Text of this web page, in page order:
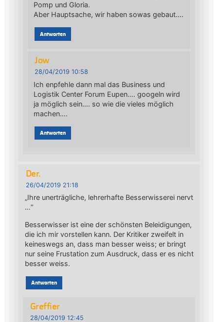
Pomp und Gloria.
Aber Hauptsache, wir haben sowas gebaut….
Antworten
Jow
28/04/2019 10:58
Ich enpfehle dann mal das Business und
Logistik Center Forum Eupen…. googeln wird
ja möglich sein…. so wie die vieles möglich
machen….
Antworten
Der.
26/04/2019 21:18
„Ihre unerträgliche, lehrerhafte Besserwisserei nervt
…“
Besserwisser ist eine der schönsten Beleidigungen,
die ich mir vorstellen kann. Der Kritiker zweifelt in
keineswegs an, dass man besser weiss; er bringt
nur seine Frustation zum Ausdruck, dass er es nicht
besser weiss.
Antworten
Greffier
28/04/2019 12:45